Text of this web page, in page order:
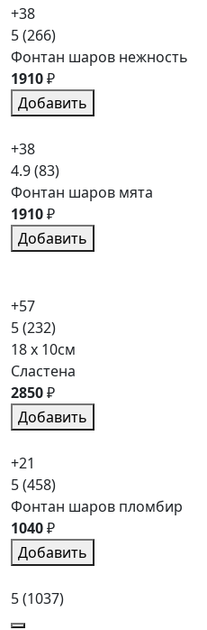
+38
5(266)
Фонтан шаров нежность
1910₽
Добавить
+38
4.9(83)
Фонтан шаров мята
1910₽
Добавить
+57
5(232)
18 x 10см
Сластена
2850₽
Добавить
+21
5(458)
Фонтан шаров пломбир
1040₽
Добавить
5(1037)